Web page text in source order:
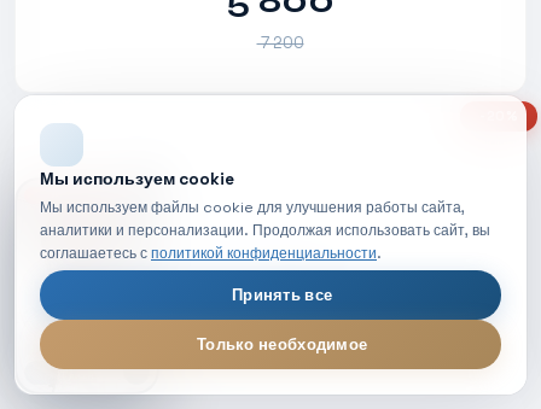
7 200
МРТ малого таза
5 200*
Мы используем cookie
Мы используем файлы cookie для улучшения работы сайта,
аналитики и персонализации. Продолжая использовать сайт, вы
соглашаетесь сполитикой конфиденциальности.
Принять все
Только необходимое